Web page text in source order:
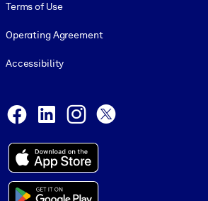
Terms of Use
Operating Agreement
Accessibility
Facebook
LinkedInInstagram